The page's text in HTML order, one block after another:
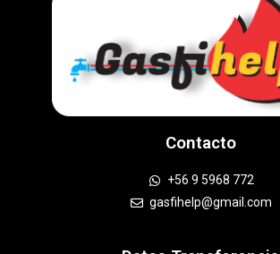
Contacto
+56 9 5968 772
gasfihelp@gmail.com